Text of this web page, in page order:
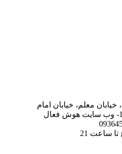
معلم، خیابان امام